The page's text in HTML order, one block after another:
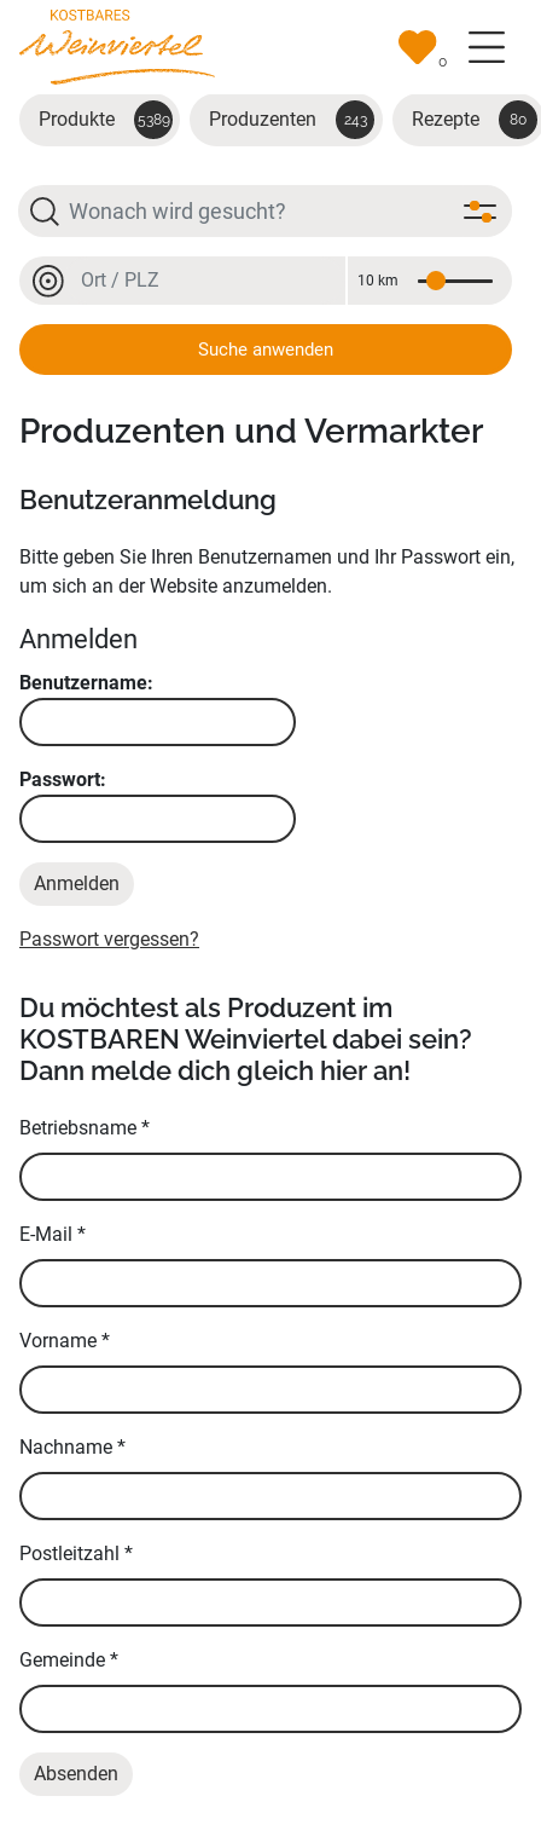
Zum Hauptinhalt springen
0
Produkte 5389 Produzenten 243 Rezepte 80
Suche
Ort oder PLZ
Entfernung
10 km
Suche anwenden
Login/Registrierung für Produzenten und Vermarkter
Produzenten und Vermarkter
Benutzeranmeldung
Bitte geben Sie Ihren Benutzernamen und Ihr Passwort ein,
um sich an der Website anzumelden.
Anmelden
Benutzername:
Passwort:
Passwort vergessen?
Du möchtest als Produzent im
KOSTBAREN Weinviertel dabei sein?
Dann melde dich gleich hier an!
Betriebsname *
E-Mail *
Vorname *
Nachname *
Postleitzahl *
Gemeinde *
Absenden